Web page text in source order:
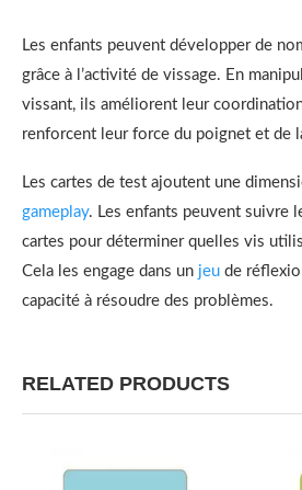
Les enfants peuvent développer de
grâce à l’activité de vissage. En
vissant, ils améliorent leur
renforcent leur force du poignet et de
Les cartes de test ajoutent une
gameplay. Les enfants peuvent suivre
cartes pour déterminer quelles vis
Cela les engage dans un jeu de
capacité à résoudre des problèmes.
RELATED PRODUCTS